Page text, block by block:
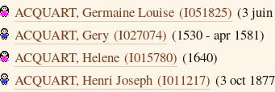
ACQUART, Germaine Louise (I051825) (3 juin
ACQUART, Gery (I027074) (1530 - apr 1581)
ACQUART, Helene (I015780) (1640)
ACQUART, Henri Joseph (I011217) (3 oct